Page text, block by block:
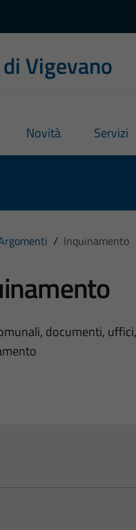
Vigevano
Novità Servizi
/ Inquinamento
documenti,